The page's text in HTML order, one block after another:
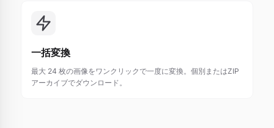
一括変換
最大 24 枚の画像をワンクリックで一度に変換。個別またはZIP
アーカイブでダウンロード。